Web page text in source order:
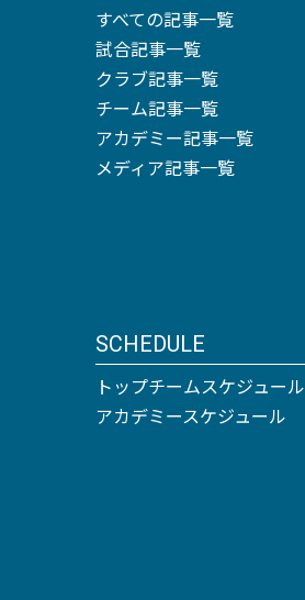
すべての記事一覧
試合記事一覧
クラブ記事一覧
チーム記事一覧
アカデミー記事一覧
メディア記事一覧
SCHEDULE
トップチームスケジュール
アカデミースケジュール